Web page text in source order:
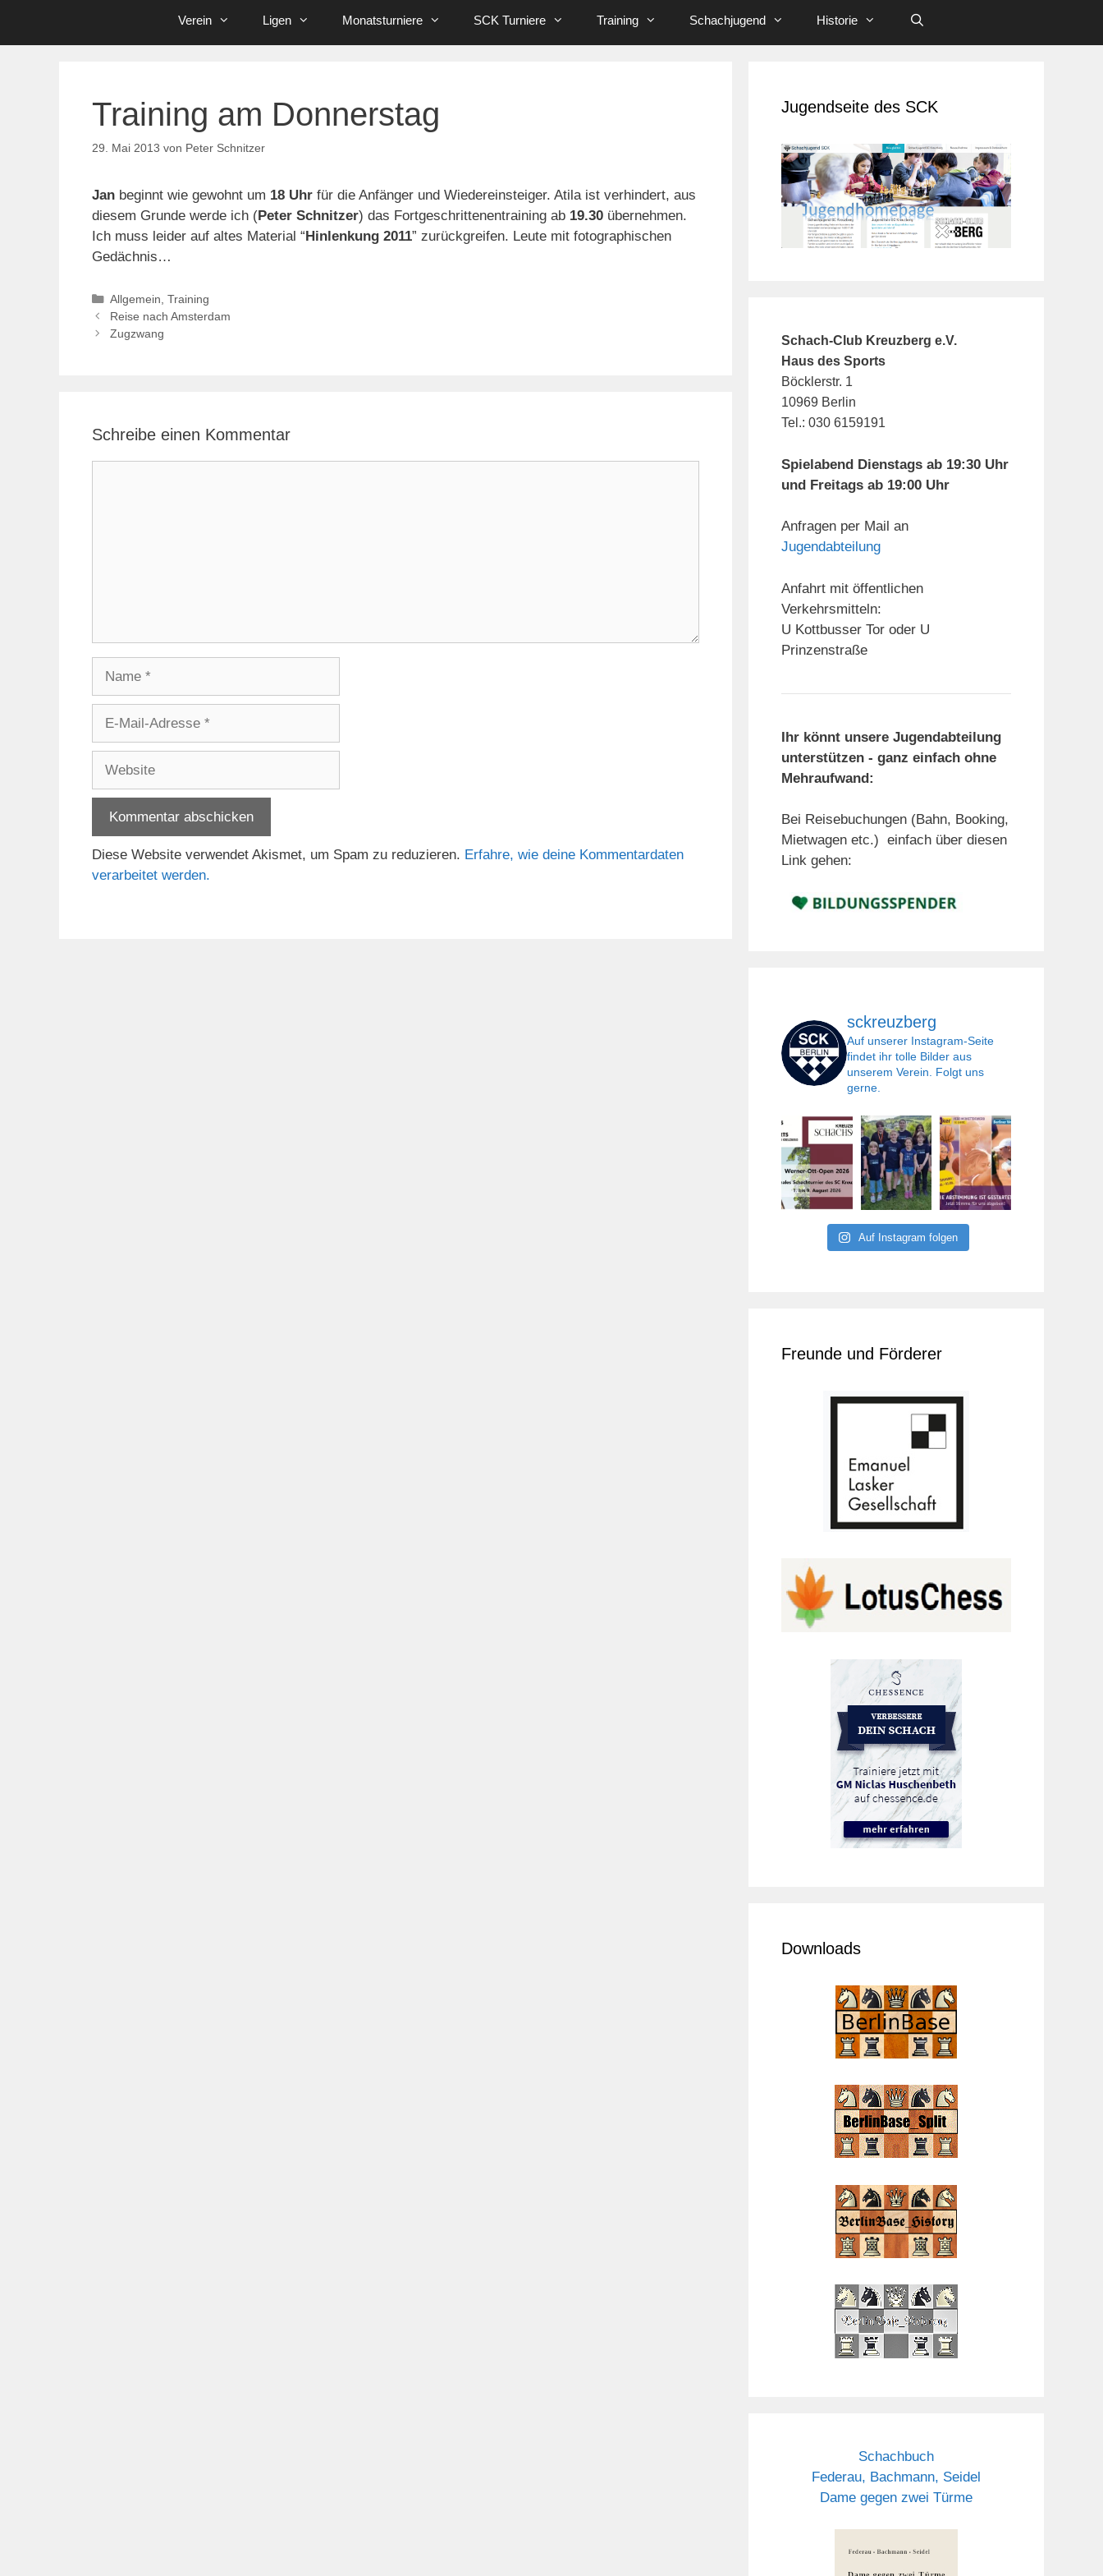
Verein Ligen Monatsturniere SCK Turniere Training Schachjugend Historie
Training am Donnerstag
29. Mai 2013 von Peter Schnitzer
Jan beginnt wie gewohnt um 18 Uhr für die Anfänger und Wiedereinsteiger. Atila ist verhindert, aus
diesem Grunde werde ich (Peter Schnitzer) das Fortgeschrittenentraining ab 19.30 übernehmen.
Ich muss leider auf altes Material “Hinlenkung 2011” zurückgreifen. Leute mit fotographischen
Gedächnis…
Kategorien
Allgemein Training
Reise nach Amsterdam
Zugzwang
Schreibe einen Kommentar
Adresse
Diese Website verwendet Akismet, um Spam zu reduzieren. Erfahre, wie deine Kommentardaten
verarbeitet werden.
Jugendseite des SCK
Schach-Club Kreuzberg e.V.
Haus des Sports
Böcklerstr. 1
10969 Berlin
Tel.: 030 6159191
Spielabend Dienstags ab 19:30 Uhr
und Freitags ab 19:00 Uhr
Anfragen per Mail an
Jugendabteilung
Anfahrt mit öffentlichen
Verkehrsmitteln:
U Kottbusser Tor oder U
Prinzenstraße
Ihr könnt unsere Jugendabteilung
unterstützen - ganz einfach ohne
Mehraufwand:
Bei Reisebuchungen (Bahn, Booking,
Mietwagen etc.) einfach über diesen
Link gehen:
sckreuzberg
Auf unserer Instagram-Seite
findet ihr tolle Bilder aus
unserem Verein. Folgt uns
gerne.
Auf Instagram folgen
Freunde und Förderer
Downloads
Schachbuch
Federau, Bachmann, Seidel
Dame gegen zwei Türme